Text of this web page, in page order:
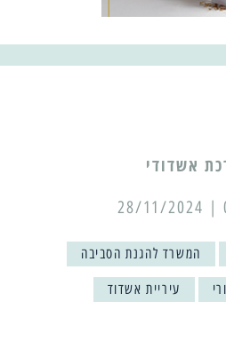
אשדודי
המשרד להגנת הסביבה
עיריית אשדוד